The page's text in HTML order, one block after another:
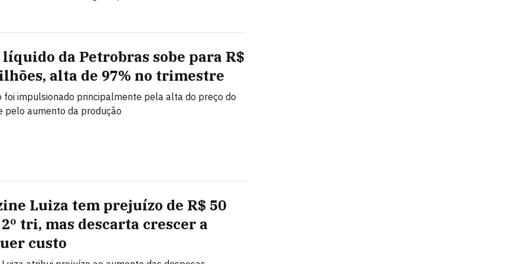
da Petrobras sobe para R$
alta de 97% no trimestre
foi impulsionado principalmente pela alta do preço do
pelo aumento da produção
Luiza tem prejuízo de R$ 50
tri, mas descarta crescer a
custo